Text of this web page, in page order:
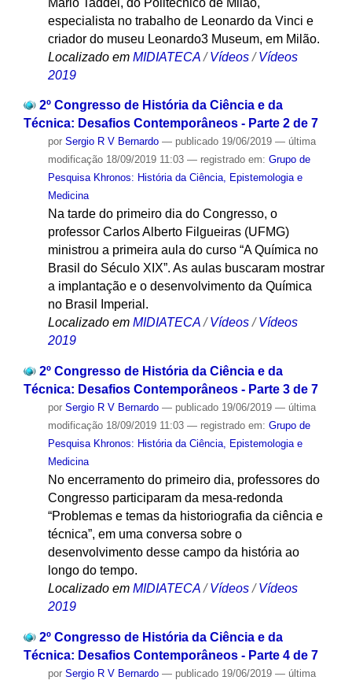
especialista no trabalho de Leonardo da Vinci e
criador do museu Leonardo3 Museum, em Milão.
Localizado em MIDIATECA /Vídeos /Vídeos
2019
2º Congresso de História da Ciência e da
Técnica: Desafios Contemporâneos - Parte 2 de 7
por Sergio R V Bernardo — publicado19/06/2019 — última
modificação18/09/2019 11:03 — registrado em: Grupo de
Pesquisa Khronos: História da Ciência, Epistemologia e
Medicina
Na tarde do primeiro dia do Congresso, o
professor Carlos Alberto Filgueiras (UFMG)
ministrou a primeira aula do curso “A Química no
Brasil do Século XIX”. As aulas buscaram mostrar
a implantação e o desenvolvimento da Química
no Brasil Imperial.
Localizado em MIDIATECA / Vídeos / Vídeos
2019
2º Congresso de História da Ciência e da
Técnica: Desafios Contemporâneos - Parte 3 de 7
por Sergio R V Bernardo — publicado19/06/2019 — última
modificação18/09/2019 11:03 — registrado em: Grupo de
Pesquisa Khronos: História da Ciência, Epistemologia e
Medicina
No encerramento do primeiro dia, professores do
Congresso participaram da mesa-redonda
“Problemas e temas da historiografia da ciência e
técnica”, em uma conversa sobre o
desenvolvimento desse campo da história ao
longo do tempo.
Localizado em MIDIATECA /Vídeos /Vídeos
2019
2º Congresso de História da Ciência e da
Técnica: Desafios Contemporâneos - Parte 4 de 7
por Sergio R V Bernardo — publicado19/06/2019 — última